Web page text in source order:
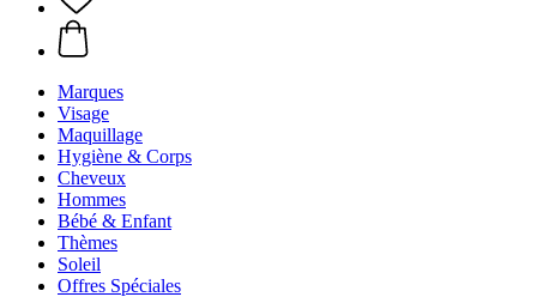
Marques
Visage
Maquillage
Hygiène & Corps
Cheveux
Hommes
Bébé & Enfant
Thèmes
Soleil
Offres Spéciales